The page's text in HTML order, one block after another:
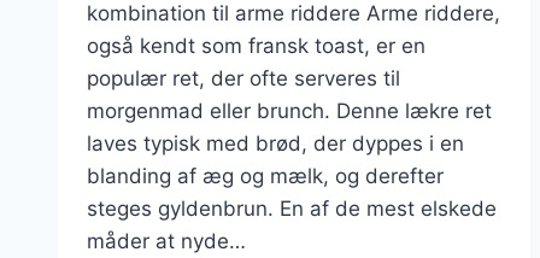
kombination til arme riddere Arme riddere,
også kendt som fransk toast, er en
populær ret, der ofte serveres til
morgenmad eller brunch. Denne lækre ret
laves typisk med brød, der dyppes i en
blanding af æg og mælk, og derefter
steges gyldenbrun. En af de mest elskede
måder at nyde…